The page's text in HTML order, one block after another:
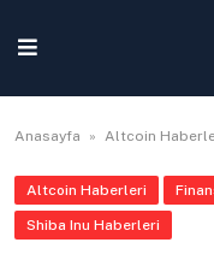
content
Anasayfa » Altcoin
Altcoin Haberleri
Shiba Inu Haberleri